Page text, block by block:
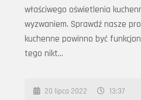
właściwego oświetlenia
wyzwaniem. Sprawdź nasze
kuchenne powinno być
tego nikt…
20 lipca 2022
13:37